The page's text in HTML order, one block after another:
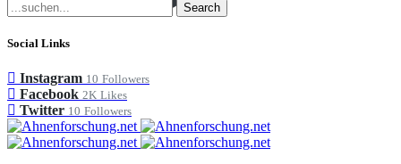
Search
Social Links
Instagram 10 Followers
Facebook 2K Likes
Twitter 10 Followers